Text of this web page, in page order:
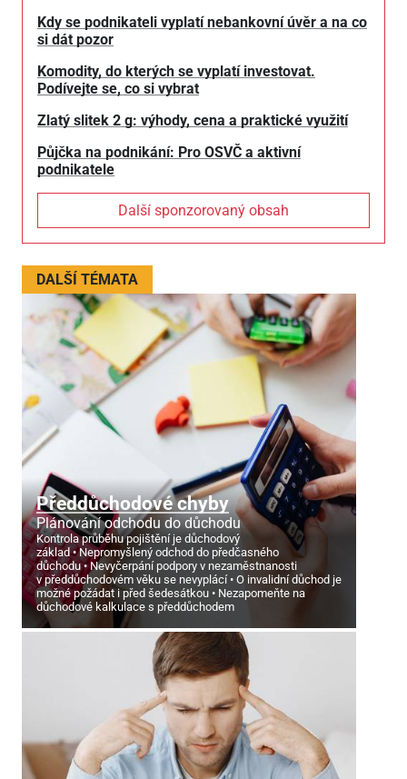
Kdy se podnikateli vyplatí nebankovní úvěr a na co
si dát pozor
Komodity, do kterých se vyplatí investovat.
Podívejte se, co si vybrat
Zlatý slitek 2 g: výhody, cena a praktické využití
Půjčka na podnikání: Pro OSVČ a aktivní
podnikatele
Další sponzorovaný obsah
DALŠÍ TÉMATA
Předdůchodové chyby
Plánování odchodu do důchodu
Kontrola průběhu pojištění je důchodový
základ
Nepromyšlený odchod do předčasného
důchodu
Nevyčerpání podpory v nezaměstnanosti
v předdůchodovém věku se nevyplácí
O invalidní důchod je
možné požádat i před šedesátkou
Nezapomeňte na
důchodové kalkulace s předdůchodem